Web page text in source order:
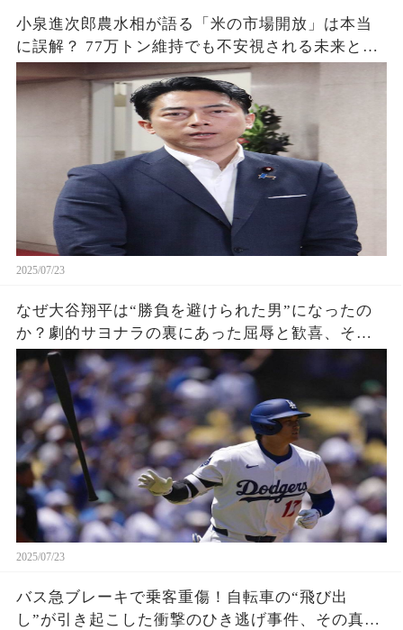
小泉進次郎農水相が語る「米の市場開放」は本当
に誤解？ 77万トン維持でも不安視される未来と
は？
2025/07/23
なぜ大谷翔平は“勝負を避けられた男”になったの
か？劇的サヨナラの裏にあった屈辱と歓喜、その
瞬間をあなたはどう見る？
2025/07/23
バス急ブレーキで乗客重傷！自転車の“飛び出
し”が引き起こした衝撃のひき逃げ事件、その真相